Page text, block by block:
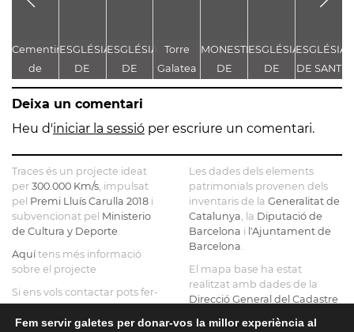
Cementiri
de
Sinera
ESGLÉSIA
DE
SANTA
MARIA
DE
ESGLÉSIA
DE
SANTA
MARIA
Torre
Galatea
MONESTIR
DE
SANTA
DE
ESGLÉSIA
DE
SANTA
ESGLÉSIA
DE SANT
JAUME
Deixa un comentari
Heu d'iniciar la sessió per escriure un comentari.
Traces és un projecte ideat
per 300.000 Km/s , impulsat
pel Premi Lluís Carulla 2018 i
subvencionat pel Ministerio
de Cultura y Deporte
Aquítens més informació
sobre el projecte
Si ens vols contactar pots fer-
ho ainfo@tracesmap.org
Les dades dels elements
patrimonials provenen dels
inventaris de la Generalitat de
Catalunya , la Diputació de
Barcelona i l'Ajuntament de
Barcelona
El mapa base ha estat
realitzat amb dades de la
Direcció General del Cadastre
Geològic de Catalunya, la
Fem servir galetes per donar-vos la millor experiència al